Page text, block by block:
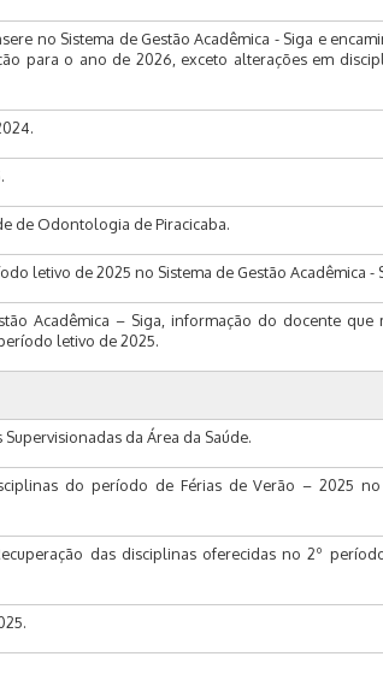
no Sistema de Gestão Acadêmica - Siga e
para o ano de 2026, exceto alterações em
de Odontologia de Piracicaba.
letivo de 2025 no Sistema de Gestão Acadêmica -
Acadêmica – Siga, informação do docente que
letivo de 2025.
da Área da Saúde.
do período de Férias de Verão – 2025 no
das disciplinas oferecidas no 2º